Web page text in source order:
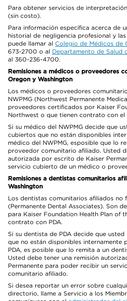
Para obtener servicios de
(sin costo).
Para información específica acerca de
historial de negligencia profesional y
puede llamar al Colegio de Médicos de
673-2700 o al Departamento de Salud
al 360-236-4700.
Remisiones a médicos o proveedores
Oregon y Washington
Los médicos o proveedores
NWPMG (Northwest Permanente
proveedores certificados por Kaiser
Northwest o que tienen contrato con el
Si su médico del NWPMG decide que
cubiertos que no están disponibles
médico del NWPMG, esposible que lo
proveedor comunitario afiliado. Usted
autorizada por escrito de Kaiser
servicio cubierto de un médico o
Remisiones a dentistas comunitarios
Washington
Los dentistas comunitarios afiliados no
(Permanente Dental Associates). Son
para Kaiser Foundation Health Plan of
contrato con PDA.
Si su dentista de PDA decide que
que no están disponibles internamente
PDA, es posible que lo remita a un
Usted debe tener una remisión
Permanente para poder recibir un
comunitario afiliado.
Si desea reportar un error sobre
directorio, llame a Servicio a los